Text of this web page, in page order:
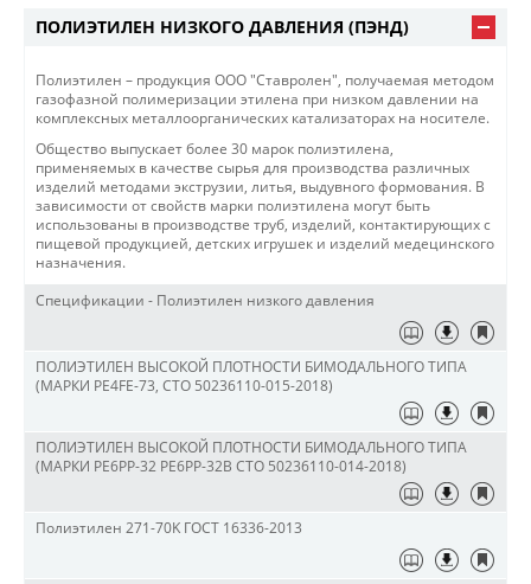
ПОЛИЭТИЛЕН НИЗКОГО ДАВЛЕНИЯ (ПЭНД)
Полиэтилен – продукция ООО "Ставролен", получаемая методом
газофазной полимеризации этилена при низком давлении на
комплексных металлоорганических катализаторах на носителе.
Общество выпускает более 30 марок полиэтилена,
применяемых в качестве сырья для производства различных
изделий методами экструзии, литья, выдувного формования. В
зависимости от свойств марки полиэтилена могут быть
использованы в производстве труб, изделий, контактирующих с
пищевой продукцией, детских игрушек и изделий медецинского
назначения.
Спецификации - Полиэтилен низкого давления
ПОЛИЭТИЛЕН ВЫСОКОЙ ПЛОТНОСТИ БИМОДАЛЬНОГО ТИПА
(МАРКИ PE4FE-73, СТО 50236110-015-2018)
ПОЛИЭТИЛЕН ВЫСОКОЙ ПЛОТНОСТИ БИМОДАЛЬНОГО ТИПА
(МАРКИ PE6PP-32 PE6PP-32В СТО 50236110-014-2018)
Полиэтилен 271-70K ГОСТ 16336-2013